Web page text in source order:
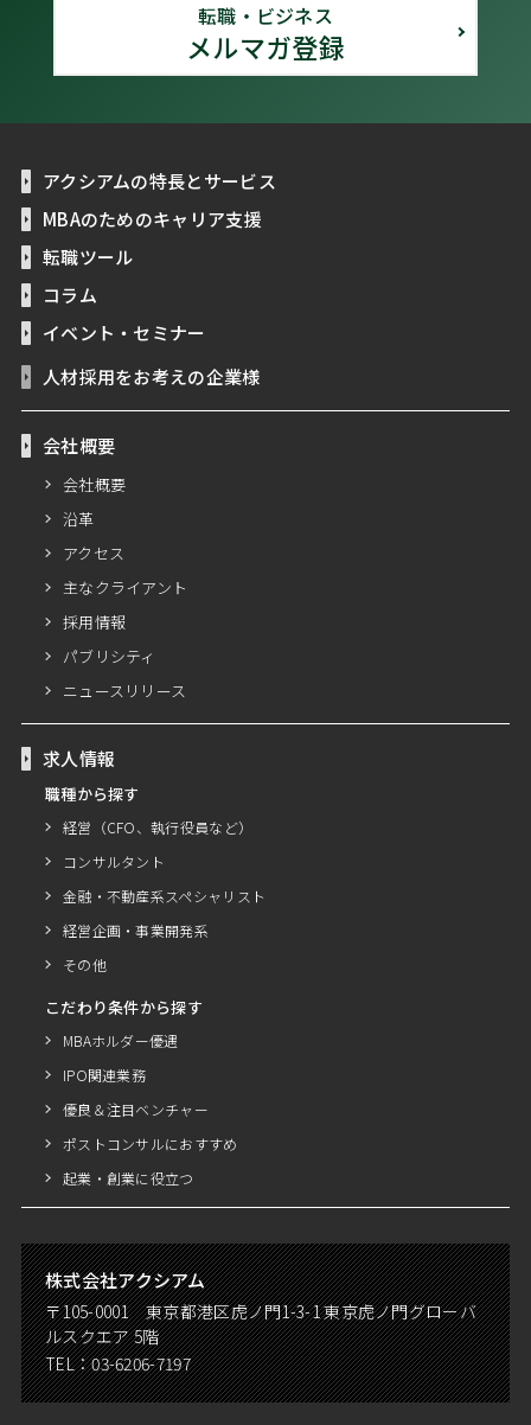
転職・ビジネス
メルマガ登録
アクシアムの特長とサービス
MBAのためのキャリア支援
転職ツール
コラム
イベント・セミナー
人材採用をお考えの企業様
会社概要
会社概要
沿革
アクセス
主なクライアント
採用情報
パブリシティ
ニュースリリース
求人情報
職種から探す
経営（CFO、執行役員など）
コンサルタント
金融・不動産系スペシャリスト
経営企画・事業開発系
その他
こだわり条件から探す
MBAホルダー優遇
IPO関連業務
優良＆注目ベンチャー
ポストコンサルにおすすめ
起業・創業に役立つ
株式会社アクシアム
〒105-0001 東京都港区虎ノ門1-3-1 東京虎ノ門グローバ
ルスクエア 5階
TEL：03-6206-7197